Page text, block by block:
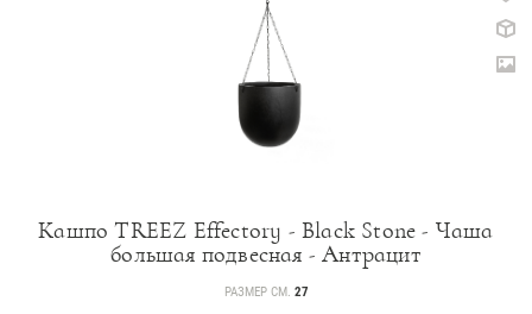
Кашпо TREEZ Effectory - Black Stone - Чаша
большая подвесная - Антрацит
РАЗМЕР СМ. 27